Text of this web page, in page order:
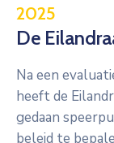
2025
De
Na een
heeft de
gedaan
beleid te